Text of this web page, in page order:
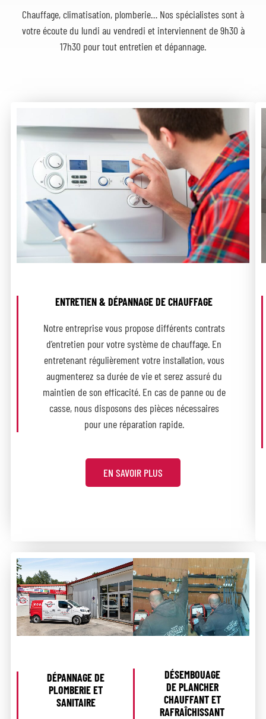
Chauffage, climatisation, plomberie… Nos spécialistes sont à
votre écoute du lundi au vendredi et interviennent de 9h30 à
17h30 pour tout entretien et dépannage.
ENTRETIEN & DÉPANNAGE DE CHAUFFAGE
Notre entreprise vous propose différents contrats
d’entretien pour votre système de chauffage. En
entretenant régulièrement votre installation, vous
augmenterez sa durée de vie et serez assuré du
maintien de son efficacité. En cas de panne ou de
casse, nous disposons des pièces nécessaires
pour une réparation rapide.
EN SAVOIR PLUS
DÉPANNAGE DE
PLOMBERIE ET
SANITAIRE
DÉSEMBOUAGE
DE PLANCHER
CHAUFFANT ET
RAFRAÎCHISSANT